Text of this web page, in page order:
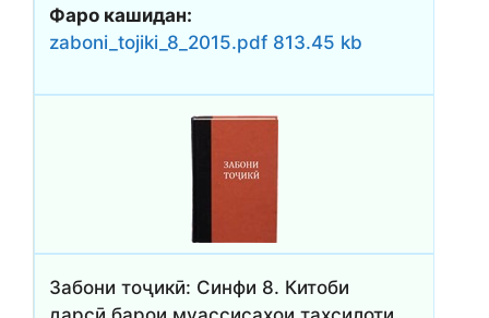
Фаро кашидан:
zaboni_tojiki_8_2015.pdf 813.45 kb
Забони тоҷикӣ: Синфи 8. Китоби